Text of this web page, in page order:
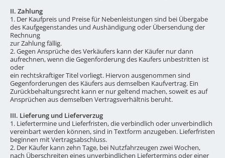
II. Zahlung
1. Der Kaufpreis und Preise für Nebenleistungen sind bei Übergabe
des Kaufgegenstandes und Aushändigung oder Übersendung der
Rechnung
zur Zahlung fällig.
2. Gegen Ansprüche des Verkäufers kann der Käufer nur dann
aufrechnen, wenn die Gegenforderung des Kaufers unbestritten ist
oder
ein rechtskraftiger Titel vorliegt. Hiervon ausgenommen sind
Gegenforderungen des Käufers aus demselben Kaufvertrag. Ein
Zurückbehaltungsrecht kann er nur geltend machen, soweit es auf
Ansprüchen aus demselben Vertragsverhältnis beruht.
III. Lieferung und Lieferverzug
1. Liefertermine und Lieferfristen, die verbindlich oder unverbindlich
vereinbart werden können, sind in Textform anzugeben. Lieferfristen
beginnen mit Vertragsabschluss.
2. Der Käufer kann zehn Tage, bei Nutzfahrzeugen zwei Wochen,
nach Überschreiten eines unverbindlichen Liefertermins oder einer